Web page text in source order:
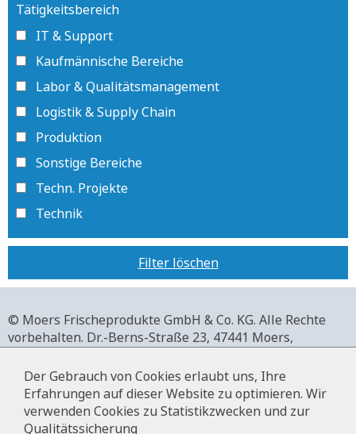
Tätigkeitsbereich
IT & Support
Kaufmännische Bereiche
Labor & Qualitätsmanagement
Logistik & Supply Chain
Produktion
Sonstige Bereiche
Techn. Projekte
Technik
Filter löschen
© Moers Frischeprodukte GmbH & Co. KG. Alle Rechte
vorbehalten. Dr.-Berns-Straße 23, 47441 Moers,
+49 2841 911-0,www.moers-frischeprodukte.de
Der Gebrauch von Cookies erlaubt uns, Ihre
Erfahrungen auf dieser Website zu optimieren. Wir
verwenden Cookies zu Statistikzwecken und zur
Qualitätssicherung